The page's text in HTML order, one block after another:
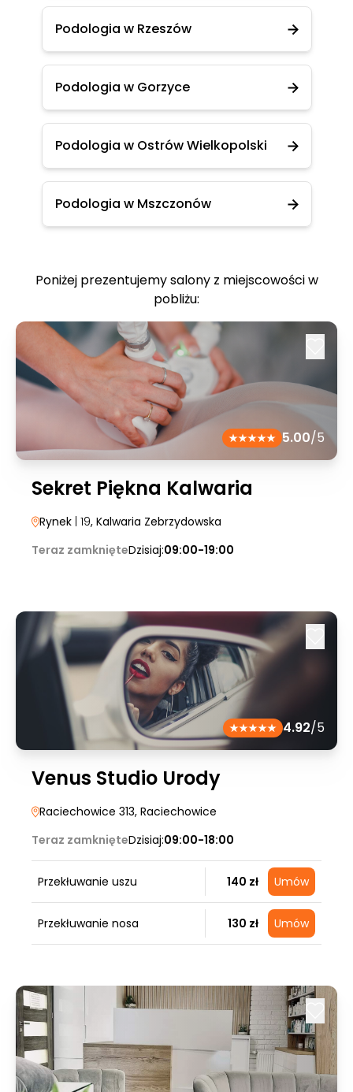
Podologia w Rzeszów
Podologia w Gorzyce
Podologia w Ostrów Wielkopolski
Podologia w Mszczonów
Poniżej prezentujemy salony z miejscowości w
pobliżu:
5.00/5
Sekret Piękna Kalwaria
Rynek | 19, Kalwaria Zebrzydowska
Teraz zamknięteDzisiaj:09:00-19:00
4.92/5
Venus Studio Urody
Raciechowice 313, Raciechowice
Teraz zamknięteDzisiaj:09:00-18:00
Przekłuwanie uszu 140 zł Umów
Przekłuwanie nosa 130 zł Umów